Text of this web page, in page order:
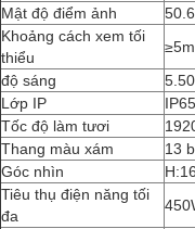
Mật độ điểm ảnh
Khoảng cách xem tối
thiểu
≥5m
độ sáng
Lớp IP
Tốc độ làm tươi
Thang màu xám
13
Góc nhìn
Tiêu thụ điện năng tối
đa